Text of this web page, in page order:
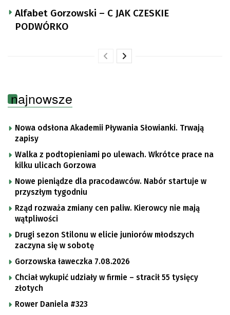
Alfabet Gorzowski – C JAK CZESKIE
PODWÓRKO
najnowsze
Nowa odsłona Akademii Pływania Słowianki. Trwają
zapisy
Walka z podtopieniami po ulewach. Wkrótce prace na
kilku ulicach Gorzowa
Nowe pieniądze dla pracodawców. Nabór startuje w
przyszłym tygodniu
Rząd rozważa zmiany cen paliw. Kierowcy nie mają
wątpliwości
Drugi sezon Stilonu w elicie juniorów młodszych
zaczyna się w sobotę
Gorzowska ławeczka 7.08.2026
Chciał wykupić udziały w firmie – stracił 55 tysięcy
złotych
Rower Daniela #323